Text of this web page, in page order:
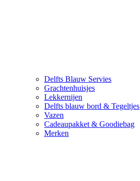
Delfts Blauw Servies
Grachtenhuisjes
Lekkernijen
Delfts blauw bord & Tegeltjes
Vazen
Cadeaupakket & Goodiebag
Merken